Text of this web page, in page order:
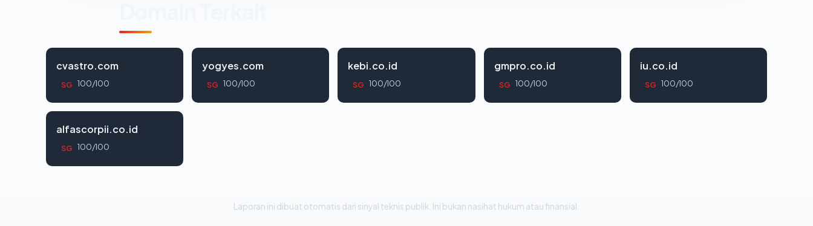
cvastro.com
SG 100/100
yogyes.com
SG 100/100
kebi.co.id
SG 100/100
gmpro.co.id
SG 100/100
iu.co.id
SG 100/100
alfascorpii.co.id
SG 100/100
Laporan ini dibuat otomatis dari sinyal teknis publik. Ini bukan nasihat hukum atau finansial.